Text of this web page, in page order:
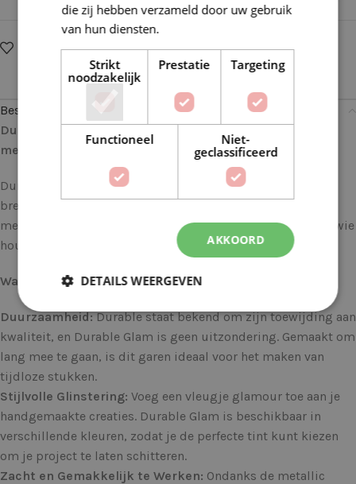
Op verlanglijstje Delen:
Beschrijving
Durable Glam 0371 Turquoise: Voor Glanzende Creaties
met Stijl
Durable Glam brengt een vleugje glamour in elke haak- en
breiproject. Dit luxueuze garen combineert duurzaamheid
met een sprankelende touch, waardoor het perfect is voor wie
houdt van een beetje glitter in hun creaties.
Waarom Durable Glam?
Duurzaamheid:Durable staat bekend om zijn toewijding aan
kwaliteit, en Durable Glam is geen uitzondering. Gemaakt om
lang mee te gaan, is dit garen ideaal voor het maken van
tijdloze stukken.
Stijlvolle Glinstering: Voeg een vleugje glamour toe aan je
handgemaakte creaties. Durable Glam is beschikbaar in
verschillende kleuren, zodat je de perfecte tint kunt kiezen
om je project te laten schitteren.
Zacht en Gemakkelijk te Werken: Ondanks de metallic
die zij hebben verzameld door uw gebruik
van hun diensten.
Strikt
noodzakelijk
Prestatie Targeting
Functioneel
Niet-
geclassificeerd
AKKOORD
DETAILS WEERGEVEN